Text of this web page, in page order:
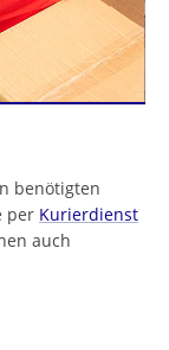
benötigten
per Kurierdienst
auch